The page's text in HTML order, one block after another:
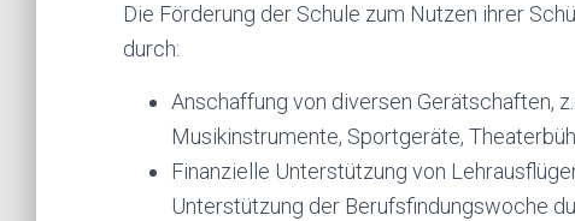
Die Förderung der Schule zum Nutzen ihrer
durch:
Anschaffung von diversen Gerätschaften,
Musikinstrumente, Sportgeräte,
Finanzielle Unterstützung von
Unterstützung der Berufsfindungswoche